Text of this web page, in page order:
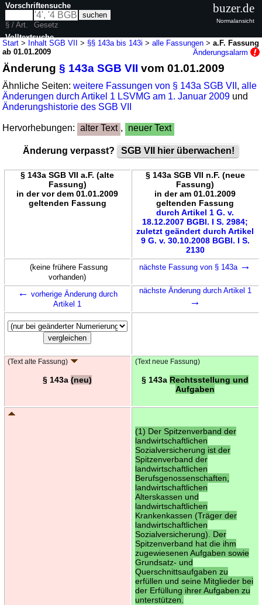
Start > Inhalt SGB VII > §§ 143a bis 143i >alle Fassungen >a.F. Fassung
ab 01.01.2009
Änderungsalarm
Änderung§ 143a SGB VII vom 01.01.2009
Ähnliche Seiten:weitere Fassungen von § 143a SGB VII ,alle
Änderungen durch Artikel 1 LSVMG am 1. Januar 2009 und
Änderungshistorie des SGB VII
Hervorhebungen: alter Text , neuer Text
Änderung verpasst? SGB VII hier überwachen!
§ 143a SGB VII a.F. (alte
Fassung)
in der vor dem 01.01.2009
geltenden Fassung
§ 143a SGB VII n.F. (neue
Fassung)
in der am 01.01.2009
geltenden Fassung
durch Artikel 1 G. v.
18.12.2007 BGBl. I S. 2984;
zuletzt geändert durch Artikel
9 G. v. 30.10.2008 BGBl. I S.
2130
(keine frühere Fassung
vorhanden)
nächste Fassung von § 143a →
← vorherige Änderung durch
Artikel 1
nächste Änderung durch Artikel 1
→
(Text alte Fassung)
§ 143a (neu)
(Text neue Fassung)
§ 143a Rechtsstellung und
Aufgaben
(1) Der Spitzenverband der
landwirtschaftlichen
Sozialversicherung ist der
Spitzenverband der
landwirtschaftlichen
Berufsgenossenschaften,
landwirtschaftlichen
Alterskassen und
landwirtschaftlichen
Krankenkassen (Träger der
landwirtschaftlichen
Sozialversicherung). Der
Spitzenverband hat die ihm
zugewiesenen Aufgaben sowie
Grundsatz- und
Querschnittsaufgaben zu
erfüllen und seine Mitglieder bei
der Erfüllung ihrer Aufgaben zu
unterstützen.
Vorschriftensuche
§ / Art.
Gesetz
Volltextsuche
buzer.de
Normalansicht